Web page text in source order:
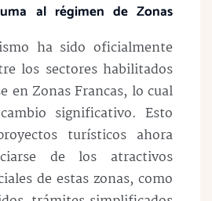
al régimen de Zonas
ha sido oficialmente
los sectores habilitados
en Zonas Francas, lo cual
significativo. Esto
turísticos ahora
de los atractivos
de estas zonas, como